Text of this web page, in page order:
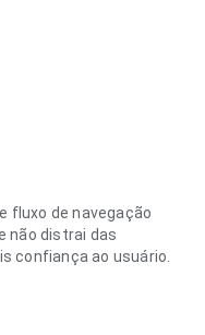
fluxo de navegação
não distrai das
confiança ao usuário.